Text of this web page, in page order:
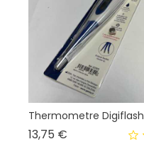
Thermometre Digiflash
13,75 €